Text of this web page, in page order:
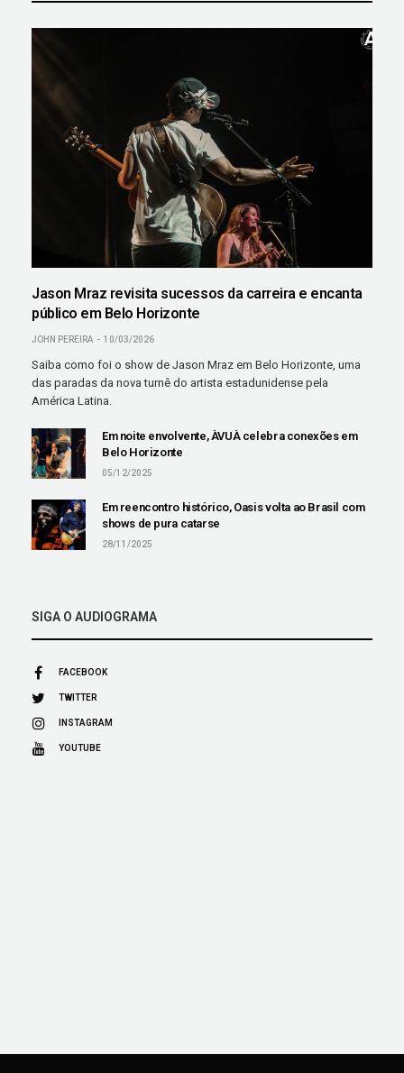
Jason Mraz revisita sucessos da carreira e encanta
público em Belo Horizonte
JOHN PEREIRA 10/03/2026
Saiba como foi o show de Jason Mraz em Belo Horizonte, uma
das paradas da nova turnê do artista estadunidense pela
América Latina.
Em noite envolvente, ÀVUÀ celebra conexões em
Belo Horizonte
05/12/2025
Em reencontro histórico, Oasis volta ao Brasil com
shows de pura catarse
28/11/2025
SIGA O AUDIOGRAMA
FACEBOOK
TWITTER
INSTAGRAM
YOUTUBE